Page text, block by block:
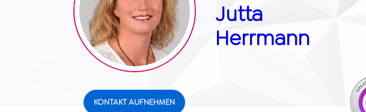
Jutta
Herrmann
KONTAKT AUFNEHMEN